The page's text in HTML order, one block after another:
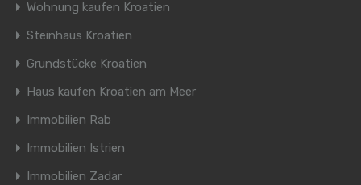
Wohnung kaufen Kroatien
Steinhaus Kroatien
Grundstücke Kroatien
Haus kaufen Kroatien am Meer
Immobilien Rab
Immobilien Istrien
Immobilien Zadar